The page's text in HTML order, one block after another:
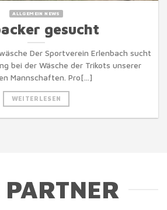
ALLGEMEIN NEWS
gesucht
Der Sportverein Erlenbach sucht
bei der Wäsche der Trikots unserer
Mannschaften. Pro[...]
WEITERLESEN
PARTNER